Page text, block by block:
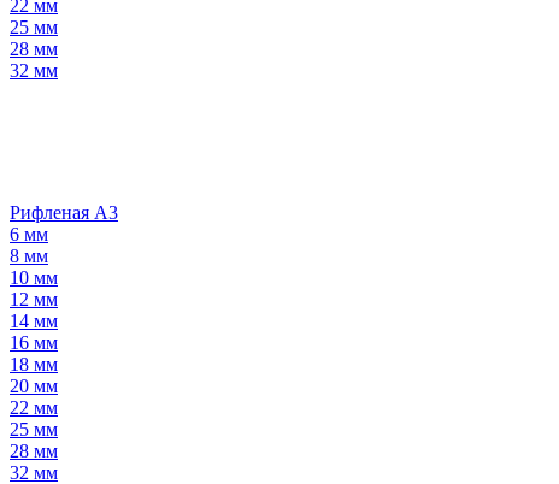
22 мм
25 мм
28 мм
32 мм
Рифленая А3
6 мм
8 мм
10 мм
12 мм
14 мм
16 мм
18 мм
20 мм
22 мм
25 мм
28 мм
32 мм